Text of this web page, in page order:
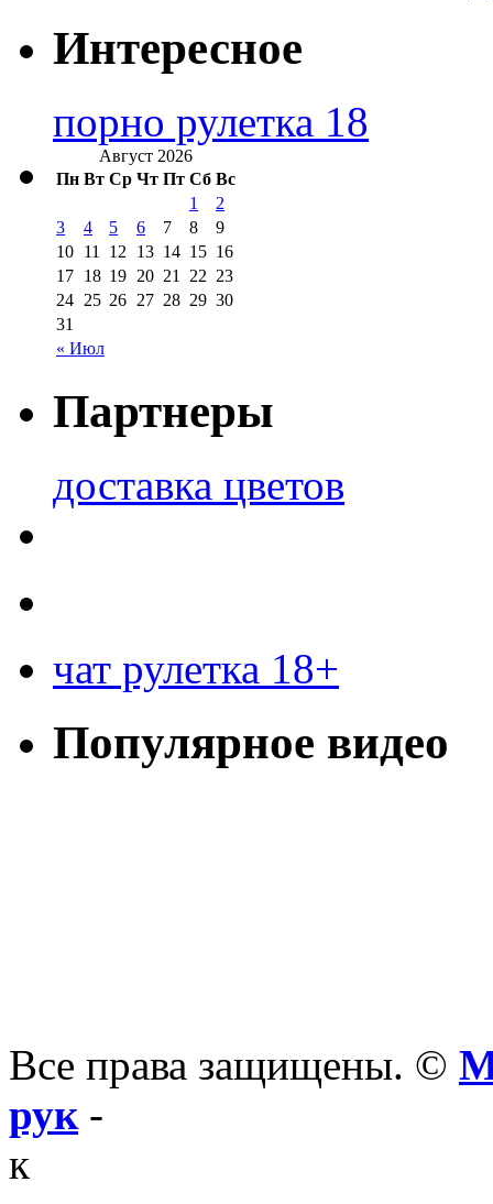
Интересное
порно рулетка 18
Август 2026
Пн Вт Ср Чт Пт Сб Вс
« Июл
1
2
3
4 5 6 7 8
9
10 11 12 13 14 15 16
17 18 19 20 21 22 23
24 25 26 27 28 29 30
31
Партнеры
доставка цветов
чат рулетка 18+
Популярное видео
Все права защищены. ©
рук-
к